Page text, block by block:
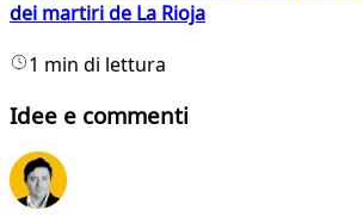
dei martiri de La Rioja
1 min di lettura
Idee e commenti